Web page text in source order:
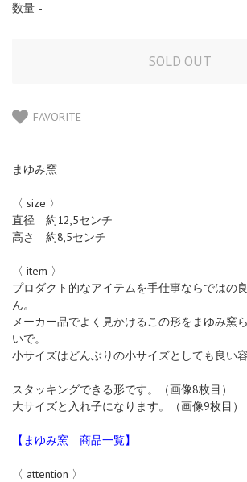
数量 -
FAVORITE
まゆみ窯
〈 size 〉
直径 約12,5センチ
高さ 約8,5センチ
〈 item 〉
プロダクト的なアイテムを手仕事ならではの
ん。
メーカー品でよく見かけるこの形をまゆみ窯
いで。
小サイズはどんぶりの小サイズとしても良い容
スタッキングできる形です。（画像8枚目）
大サイズと入れ子になります。（画像9枚目）
【まゆみ窯 商品一覧】
〈 attention 〉